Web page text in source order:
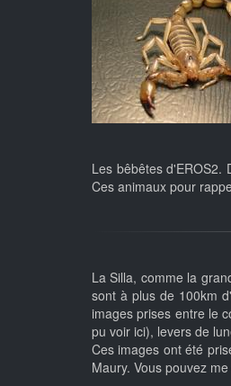
Les bêbêtes d'EROS2.
Ces animaux pour
La Silla, comme la
sont à plus de 100km
images prises entre le
pu voir ici), levers de
Ces images ont été
Maury. Vous pouvez me